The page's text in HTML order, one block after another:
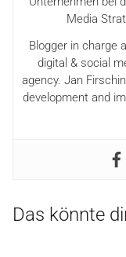
Media
Blogger in charge
digital & social
agency. Jan
development and
Das könnte